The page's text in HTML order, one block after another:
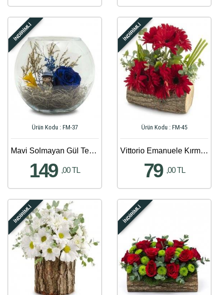
İNDİRİMLİ
Ürün Kodu : FM-37
Mavi Solmayan Gül Teraryum
149 ,00 TL
İNDİRİMLİ
Ürün Kodu : FM-45
Vittorio Emanuele Kırmızı Gerbera Aranjmanı
79 ,00 TL
İNDİRİMLİ İNDİRİMLİ